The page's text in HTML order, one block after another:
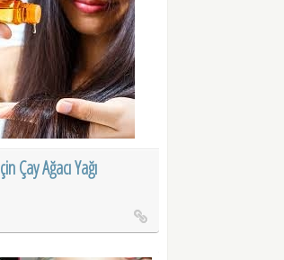
Çay Ağacı Yağı